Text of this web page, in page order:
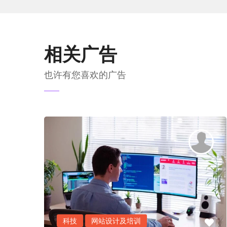
相关广告
也许有您喜欢的广告
科技 网站设计及培训